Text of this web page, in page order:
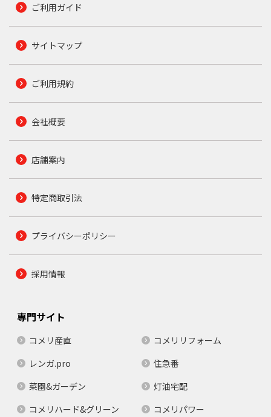
ご利用ガイド
サイトマップ
ご利用規約
会社概要
店舗案内
特定商取引法
プライバシーポリシー
採用情報
専門サイト
コメリ産直
コメリリフォーム
レンガ.pro
住急番
菜園&ガーデン
灯油宅配
コメリハード&グリーン
コメリパワー